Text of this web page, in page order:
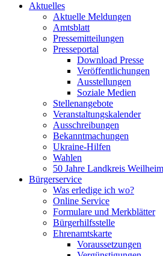
Aktuelles
Aktuelle Meldungen
Amtsblatt
Pressemitteilungen
Presseportal
Download Presse
Veröffentlichungen
Ausstellungen
Soziale Medien
Stellenangebote
Veranstaltungskalender
Ausschreibungen
Bekanntmachungen
Ukraine-Hilfen
Wahlen
50 Jahre Landkreis
Bürgerservice
Was erledige ich wo?
Online Service
Formulare und Merkblätter
Bürgerhilfsstelle
Ehrenamtskarte
Voraussetzungen